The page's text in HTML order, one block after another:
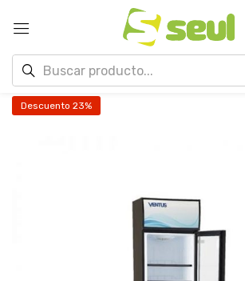
Descuento 23%